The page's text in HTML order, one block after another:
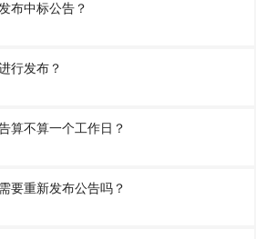
布中标公告？
行发布？
算不算一个工作日？
要重新发布公告吗？